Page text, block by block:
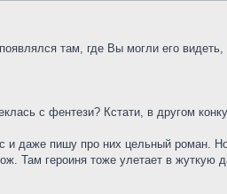
там, где Вы могли его видеть,
с фентези? Кстати, в другом
и даже пишу про них цельный роман.
Там героиня тоже улетает в жуткую